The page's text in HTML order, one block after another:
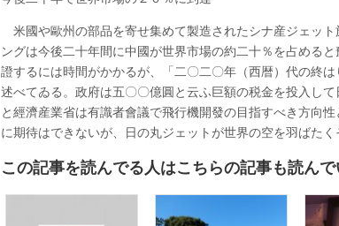
米國や歐州の部品を寄せ集めて製造されたシナ産ジェッ
ングは今後二十年間に中國が世界市場の約二十％を占める
證するには時間がかかるが、「二〇二〇年（西暦）代の終
述べてゐる。政府は五〇〇億圓と云ふ巨額の税金を投入し
と經濟産業省は有識者會議で飛行機開發の目指すべき方向
に期待はできないが、日の丸ジェットが世界の空を羽ばた
この記事を読んでる人はこちらの記事も読ん